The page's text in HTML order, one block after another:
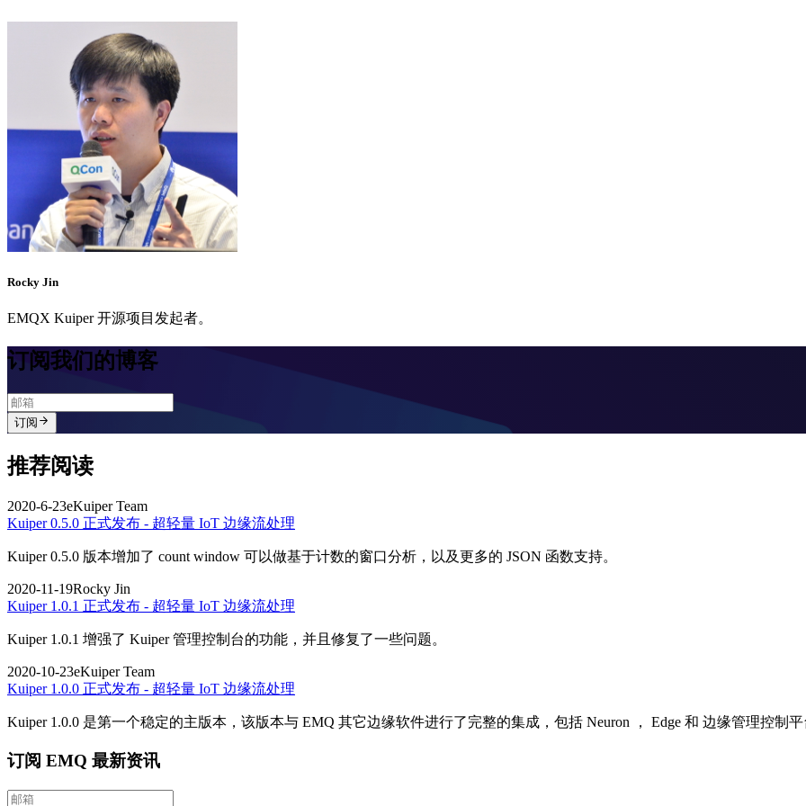
Rocky Jin
EMQX Kuiper 开源项目发起者。
订阅我们的博客
订阅
推荐阅读
2020-6-23eKuiper Team
Kuiper 0.5.0 正式发布 - 超轻量 IoT 边缘流处理
Kuiper 0.5.0 版本增加了 count window 可以做基于计数的窗口分析，以及更多的 JSON 函数支持。
2020-11-19Rocky Jin
Kuiper 1.0.1 正式发布 - 超轻量 IoT 边缘流处理
Kuiper 1.0.1 增强了 Kuiper 管理控制台的功能，并且修复了一些问题。
2020-10-23eKuiper Team
Kuiper 1.0.0 正式发布 - 超轻量 IoT 边缘流处理
Kuiper 1.0.0 是第一个稳定的主版本，该版本与 EMQ 其它边缘软件进行了完整的集成，包括 Neuron ， Edge 和 边缘管理控制
订阅 EMQ 最新资讯